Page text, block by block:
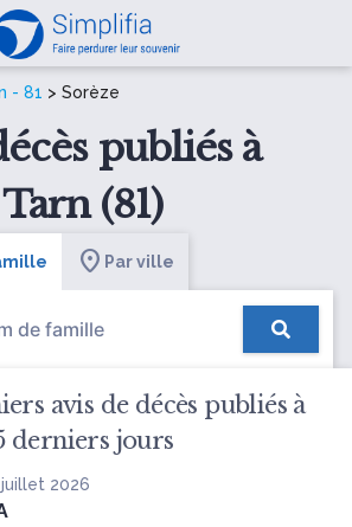
- 81 > Sorèze
publiés à
(81)
Par ville
avis de décès publiés à
derniers jours
2026